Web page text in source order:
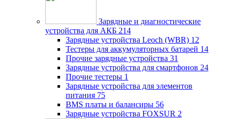
Зарядные и диагностические
устройства для АКБ 214
Зарядные устройства Leoch (WBR) 12
Тестеры для аккумуляторных батарей 14
Прочие зарядные устройства 31
Зарядные устройства для смартфонов 24
Прочие тестеры 1
Зарядные устройства для элементов
питания 75
BMS платы и балансиры 56
Зарядные устройства FOXSUR 2